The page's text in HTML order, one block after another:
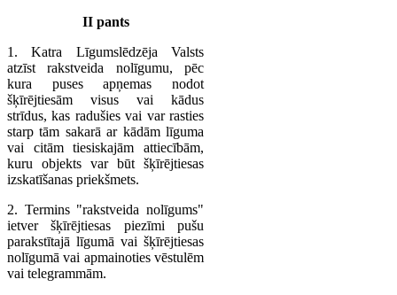
II pants
1. Katra Līgumslēdzēja Valsts
atzīst rakstveida nolīgumu, pēc
kura puses apņemas nodot
šķīrējtiesām visus vai kādus
strīdus, kas radušies vai var rasties
starp tām sakarā ar kādām līguma
vai citām tiesiskajām attiecībām,
kuru objekts var būt šķīrējtiesas
izskatīšanas priekšmets.
2. Termins "rakstveida nolīgums"
ietver šķīrējtiesas piezīmi pušu
parakstītajā līgumā vai šķīrējtiesas
nolīgumā vai apmainoties vēstulēm
vai telegrammām.